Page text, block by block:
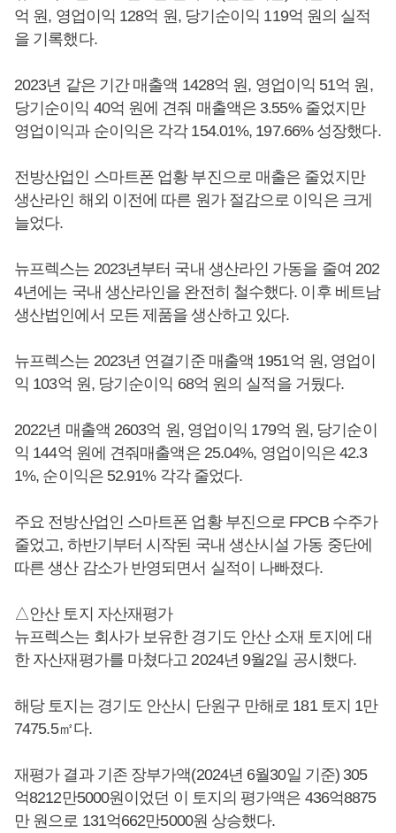
억 원, 영업이익 128억 원, 당기순이익 119억 원의 실적
을 기록했다.
2023년 같은 기간 매출액 1428억 원, 영업이익 51억 원,
당기순이익 40억 원에 견줘 매출액은 3.55% 줄었지만
영업이익과 순이익은 각각 154.01%, 197.66% 성장했다.
전방산업인 스마트폰 업황 부진으로 매출은 줄었지만
생산라인 해외 이전에 따른 원가 절감으로 이익은 크게
늘었다.
뉴프렉스는 2023년부터 국내 생산라인 가동을 줄여 202
4년에는 국내 생산라인을 완전히 철수했다. 이후 베트남
생산법인에서 모든 제품을 생산하고 있다.
뉴프렉스는 2023년 연결기준 매출액 1951억 원, 영업이
익 103억 원, 당기순이익 68억 원의 실적을 거뒀다.
2022년 매출액 2603억 원, 영업이익 179억 원, 당기순이
익 144억 원에 견줘매출액은 25.04%, 영업이익은 42.3
1%, 순이익은 52.91% 각각 줄었다.
주요 전방산업인 스마트폰 업황 부진으로 FPCB 수주가
줄었고, 하반기부터 시작된 국내 생산시설 가동 중단에
따른 생산 감소가 반영되면서 실적이 나빠졌다.
△안산 토지 자산재평가
뉴프렉스는 회사가 보유한 경기도 안산 소재 토지에 대
한 자산재평가를 마쳤다고 2024년 9월2일 공시했다.
해당 토지는 경기도 안산시 단원구 만해로 181 토지 1만
7475.5㎡다.
재평가 결과 기존 장부가액(2024년 6월30일 기준) 305
억8212만5000원이었던 이 토지의 평가액은 436억8875
만 원으로 131억662만5000원 상승했다.